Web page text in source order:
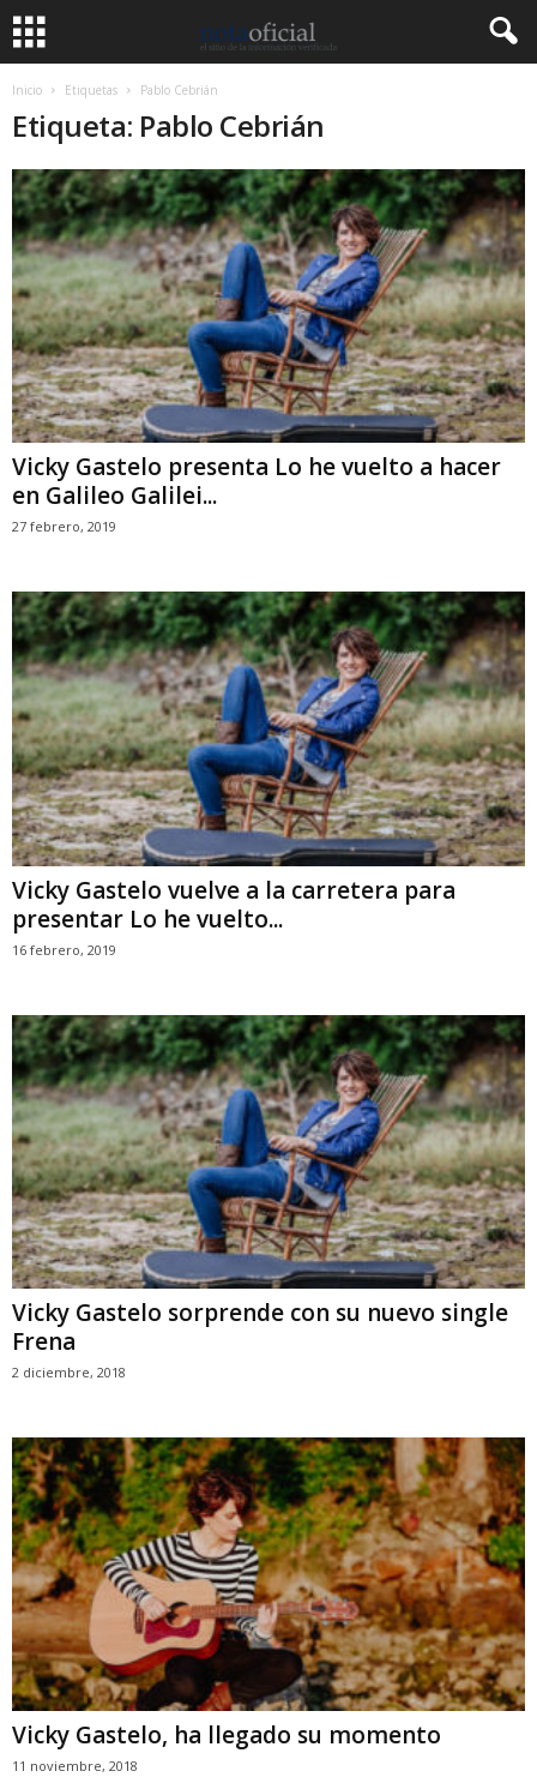
Inicio Etiquetas Pablo Cebrián
Etiqueta: Pablo Cebrián
Vicky Gastelo presenta Lo he vuelto a hacer
en Galileo Galilei...
27 febrero, 2019
Vicky Gastelo vuelve a la carretera para
presentar Lo he vuelto...
16 febrero, 2019
Vicky Gastelo sorprende con su nuevo single
Frena
2 diciembre, 2018
Vicky Gastelo, ha llegado su momento
11 noviembre, 2018